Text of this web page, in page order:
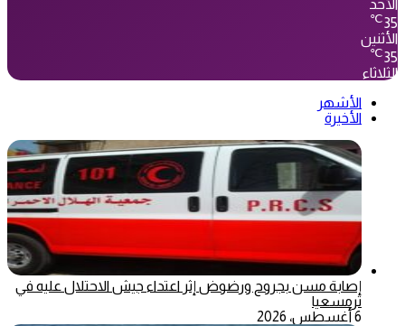
الأحد
35
℃
الأثنين
35
℃
الثلاثاء
الأشهر
الأخيرة
إصابة مسن بجروح ورضوض إثر اعتداء جيش الاحتلال عليه في
ترمسعيا
6 أغسطس، 2026